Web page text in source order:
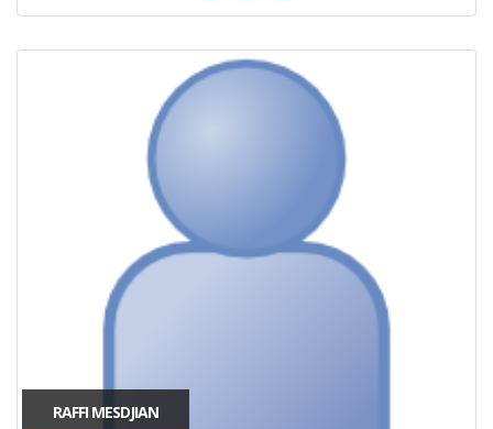
RAFFI MESDJIAN